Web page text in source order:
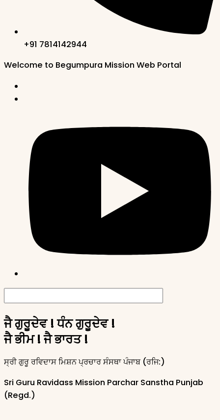
+91 7814142944‬
Welcome to Begumpura Mission Web Portal
ਜੈ ਗੁਰੂਦੇਵ ! ਧੰਨ ਗੁਰੂਦੇਵ !
ਜੈ ਭੀਮ ! ਜੈ ਭਾਰਤ !
ਸ੍ਰੀ ਗੁਰੂ ਰਵਿਦਾਸ ਮਿਸ਼ਨ ਪ੍ਰਚਾਰ ਸੰਸਥਾ ਪੰਜਾਬ (ਰਜਿ:)
Sri Guru Ravidass Mission Parchar Sanstha Punjab
(Regd.)